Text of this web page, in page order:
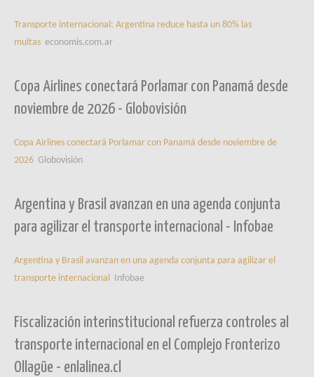
Transporte internacional: Argentina reduce hasta un 80% las
multas economis.com.ar
Copa Airlines conectará Porlamar con Panamá desde
noviembre de 2026 - Globovisión
Copa Airlines conectará Porlamar con Panamá desde noviembre de
2026 Globovisión
Argentina y Brasil avanzan en una agenda conjunta
para agilizar el transporte internacional - Infobae
Argentina y Brasil avanzan en una agenda conjunta para agilizar el
transporte internacional Infobae
Fiscalización interinstitucional refuerza controles al
transporte internacional en el Complejo Fronterizo
Ollagüe - enlalinea.cl